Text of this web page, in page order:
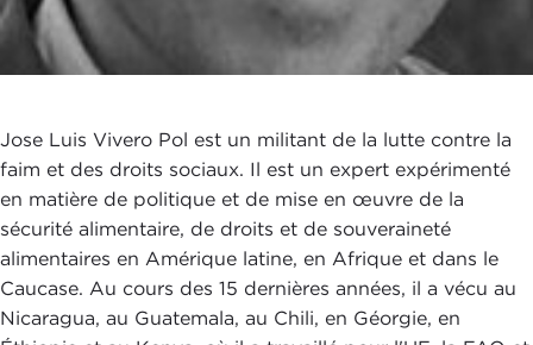
Jose Luis Vivero Pol est un militant de la lutte contre la
faim et des droits sociaux. Il est un expert expérimenté
en matière de politique et de mise en œuvre de la
sécurité alimentaire, de droits et de souveraineté
alimentaires en Amérique latine, en Afrique et dans le
Caucase. Au cours des 15 dernières années, il a vécu au
Nicaragua, au Guatemala, au Chili, en Géorgie, en